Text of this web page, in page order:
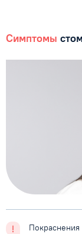
Симптомы
Покраснения